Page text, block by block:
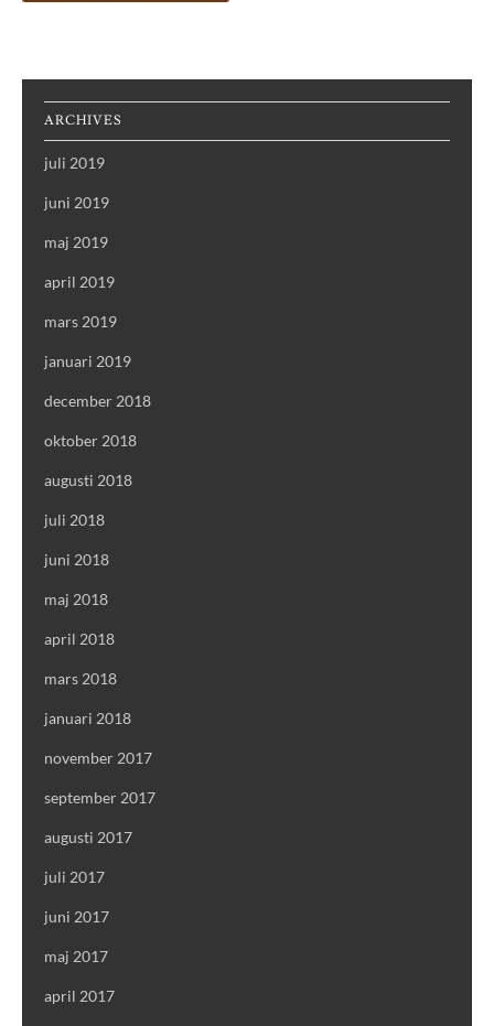
ARCHIVES
juli 2019
juni 2019
maj 2019
april 2019
mars 2019
januari 2019
december 2018
oktober 2018
augusti 2018
juli 2018
juni 2018
maj 2018
april 2018
mars 2018
januari 2018
november 2017
september 2017
augusti 2017
juli 2017
juni 2017
maj 2017
april 2017